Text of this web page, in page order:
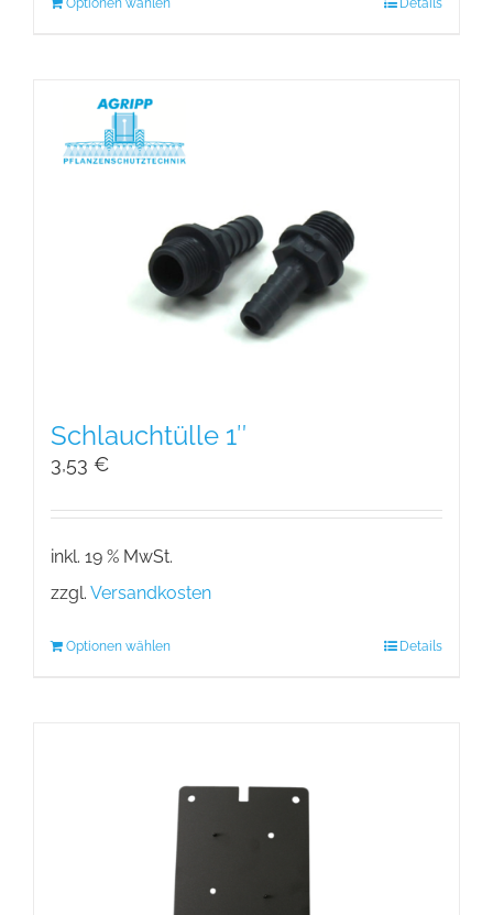
Optionen wählen Details
Schlauchtülle 1″
3,53 €
inkl. 19 % MwSt.
zzgl. Versandkosten
Optionen wählen Details